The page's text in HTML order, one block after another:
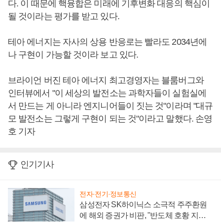
다. 이 때문에 핵융합은 미래에 기후변화 대응의 핵심이
될 것이라는 평가를 받고 있다.
테아 에너지는 자사의 상용 반응로는 빨라도 2034년에
나 구현이 가능할 것이라 보고 있다.
브라이언 버진 테아 에너지 최고경영자는 블룸버그와
인터뷰에서 "이 세상의 발전소는 과학자들이 실험실에
서 만드는 게 아니라 엔지니어들이 짓는 것"이라며 "대규
모 발전소는 그렇게 구현이 되는 것"이라고 말했다. 손영
호 기자
인기기사
전자·전기·정보통신
삼성전자 SK하이닉스 소극적 주주환원
에 해외 증권가 비판, "반도체 호황 지속